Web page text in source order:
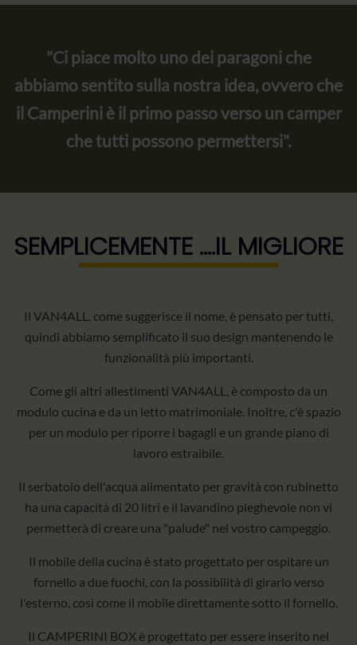
"Ci piace molto uno dei paragoni che
abbiamo sentito sulla nostra idea, ovvero che
il Camperini è il primo passo verso un camper
che tutti possono permettersi".
SEMPLICEMENTE ....IL MIGLIORE
Il VAN4ALL, come suggerisce il nome, è pensato per tutti,
quindi abbiamo semplificato il suo design mantenendo le
funzionalità più importanti.
Come gli altri allestimenti VAN4ALL, è composto da un
modulo cucina e da un letto matrimoniale. Inoltre, c'è spazio
per un modulo per riporre i bagagli e un grande piano di
lavoro estraibile.
Il serbatoio dell'acqua alimentato per gravità con rubinetto
ha una capacità di 20 litri e il lavandino pieghevole non vi
permetterà di creare una "palude" nel vostro campeggio.
Il mobile della cucina è stato progettato per ospitare un
fornello a due fuochi, con la possibilità di girarlo verso
l'esterno, così come il mobile direttamente sotto il fornello.
Il CAMPERINI BOX è progettato per essere inserito nel